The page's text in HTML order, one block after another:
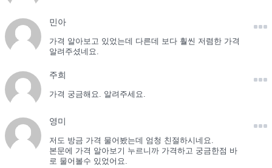
민아
가격 알아보고 있었는데 다른데 보다 훨씬 저렴한 가격
알려주셨네요.
주희
가격 궁금해요. 알려주세요.
영미
저도 방금 가격 물어봤는데 엄청 친절하시네요.
본문에 가격 알아보기 누르니까 가격하고 궁금한점 바
로 물어볼수 있었어요.